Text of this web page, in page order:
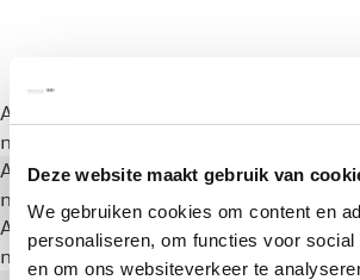
Deze website maakt gebruik van
We gebruiken cookies om content en
personaliseren, om functies voor social
en om ons websiteverkeer te
A rendering error occurred:
not a function
A rendering error occurred:
not a function
A rendering error occurred:
not a function